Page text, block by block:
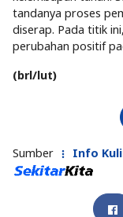
Telur busuk kaya
membantu
kalsiumnya bikin
pembusukan juga
4. Apakah
dihaluskan
Tidak wajib, tapi
lebih lama lenyap